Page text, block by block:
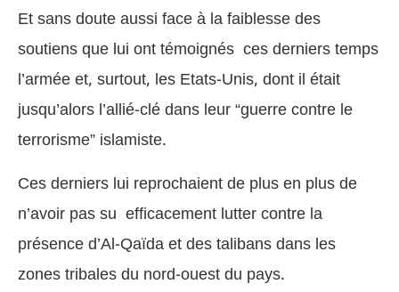
Et sans doute aussi face à la faiblesse des
soutiens que lui ont témoignés ces derniers temps
l’armée et, surtout, les Etats-Unis, dont il était
jusqu’alors l’allié-clé dans leur “guerre contre le
terrorisme” islamiste.
Ces derniers lui reprochaient de plus en plus de
n’avoir pas su efficacement lutter contre la
présence d’Al-Qaïda et des talibans dans les
zones tribales du nord-ouest du pays.